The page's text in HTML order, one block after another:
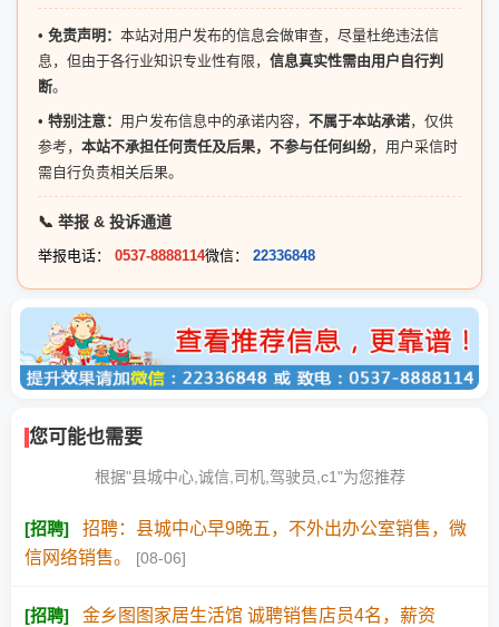
• 免责声明： 本站对用户发布的信息会做审查，尽量杜绝违法信
息，但由于各行业知识专业性有限， 信息真实性需由用户自行判
断。
• 特别注意： 用户发布信息中的承诺内容， 不属于本站承诺，仅供
参考， 本站不承担任何责任及后果，不参与任何纠纷，用户采信时
需自行负责相关后果。
📞 举报 & 投诉通道
举报电话： 0537-8888114微信： 22336848
您可能也需要
根据"县城中心,诚信,司机,驾驶员,c1"为您推荐
[招聘]
招聘：县城中心早9晚五，不外出办公室销售，微
信网络销售。
[08-06]
[招聘]
金乡图图家居生活馆 诚聘销售店员4名，薪资